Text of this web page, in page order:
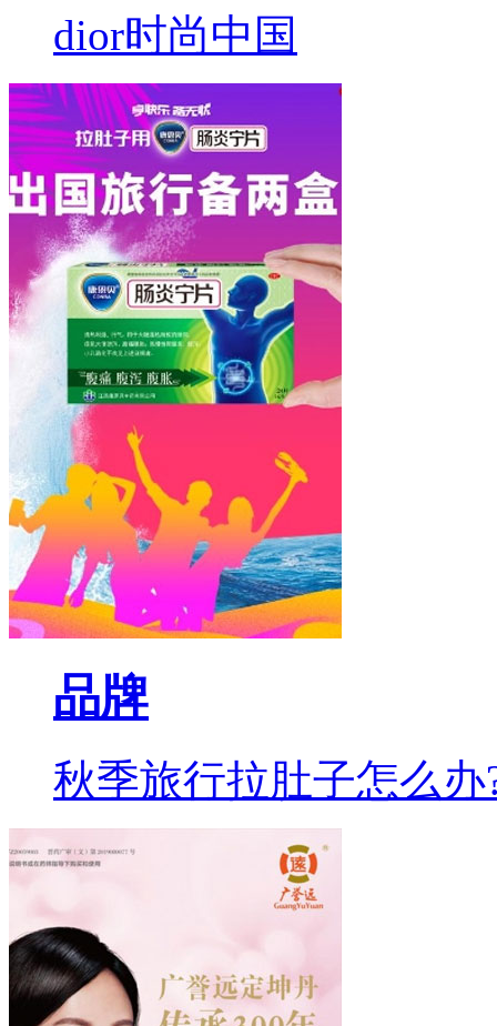
dior时尚中国
品牌
秋季旅行拉肚子怎么